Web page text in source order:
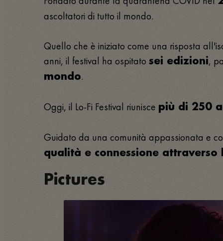
ascoltatori di tutto il mondo.
Quello che è iniziato come una risposta
anni, il festival ha ospitato sei edizioni,
mondo.
Oggi, il Lo-Fi Festival riunisce più di 250
Guidato da una comunità appassionata e
qualità e connessione attraverso
Pictures